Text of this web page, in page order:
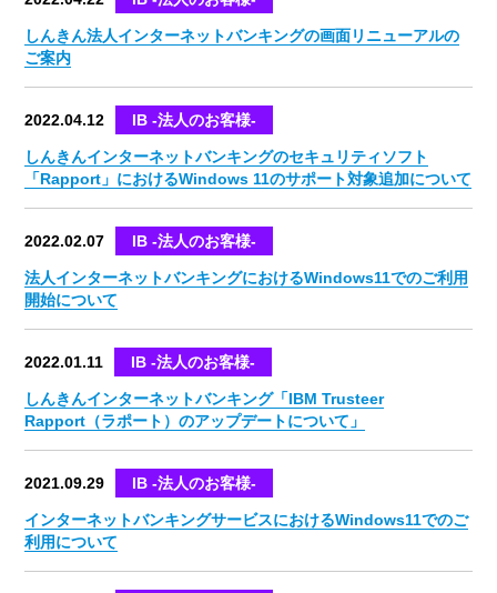
しんきん法人インターネットバンキングの画面リニューアルの
ご案内
2022.04.12 IB -法人のお客様-
しんきんインターネットバンキングのセキュリティソフト
「Rapport」におけるWindows 11のサポート対象追加について
2022.02.07 IB -法人のお客様-
法人インターネットバンキングにおけるWindows11でのご利用
開始について
2022.01.11 IB -法人のお客様-
しんきんインターネットバンキング「IBM Trusteer
Rapport（ラポート）のアップデートについて」
2021.09.29 IB -法人のお客様-
インターネットバンキングサービスにおけるWindows11でのご
利用について